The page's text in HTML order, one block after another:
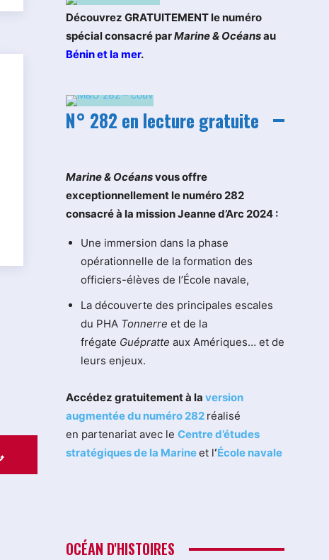
Découvrez GRATUITEMENT le numéro
spécial consacré parMarine & Océansau
Bénin et la mer.
N° 282 en lecture gratuite
Marine & Océansvous offre
exceptionnellement le numéro 282
consacré à la mission Jeanne d’Arc 2024 :
Une immersion dans la phase
opérationnelle de la formation des
officiers-élèves de l’École navale,
La découverte des principales escales
du PHA Tonnerre et de la
frégate Guépratte aux Amériques… et de
leurs enjeux.
Accédez gratuitement à la version
augmentée du numéro 282 réalisé
en partenariat avec le Centre d’études
stratégiques de la Marineet l‘École navale
OCÉAN D'HISTOIRES